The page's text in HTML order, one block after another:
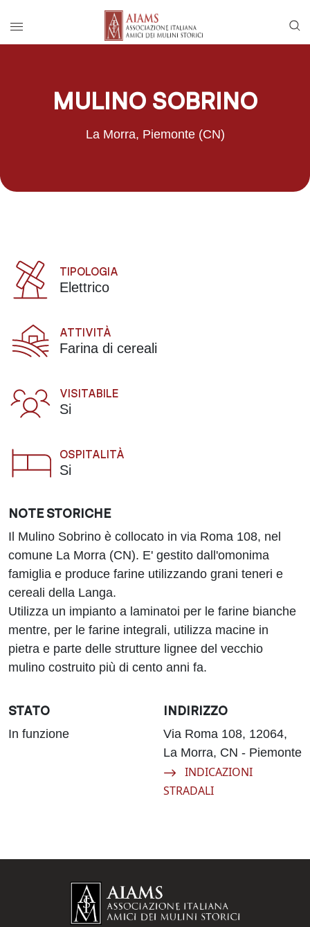
di accesso rapido ai contenuti
al menu di navigazione principale
al contenuto
Menu principale
MULINO SOBRINO
La Morra, Piemonte (CN)
TIPOLOGIA
Elettrico
ATTIVITÀ
Farina di cereali
VISITABILE
Si
OSPITALITÀ
Si
NOTE STORICHE
Il Mulino Sobrino è collocato in via Roma 108, nel
comune La Morra (CN). E' gestito dall'omonima
famiglia e produce farine utilizzando grani teneri e
cereali della Langa.
Utilizza un impianto a laminatoi per le farine bianche
mentre, per le farine integrali, utilizza macine in
pietra e parte delle strutture lignee del vecchio
mulino costruito più di cento anni fa.
STATO
In funzione
INDIRIZZO
Via Roma 108, 12064,
La Morra, CN - Piemonte
Navigate to:
INDICAZIONI
STRADALI